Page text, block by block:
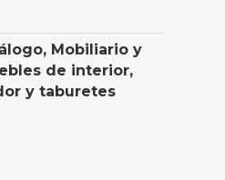
, Mobiliario y
de interior,
y taburetes